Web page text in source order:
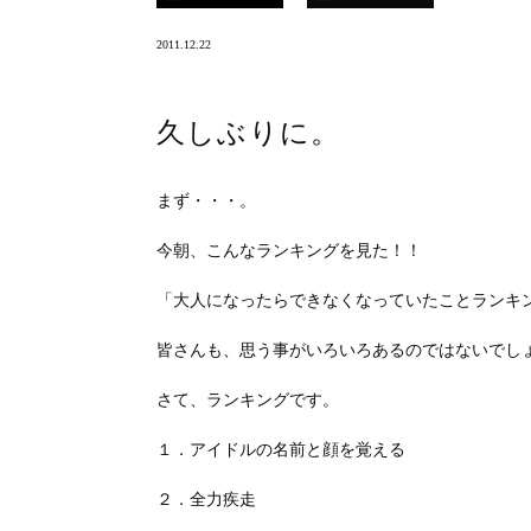
2011.12.22
久しぶりに。
まず・・・。
今朝、こんなランキングを見た！！
「大人になったらできなくなっていたことランキ
皆さんも、思う事がいろいろあるのではないでし
さて、ランキングです。
１．アイドルの名前と顔を覚える
２．全力疾走